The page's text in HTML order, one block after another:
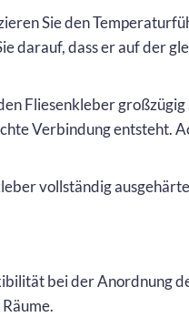
Sie den
darauf, dass er auf der
Fliesenkleber
Verbindung entsteht.
vollständig
bei der Anordnung